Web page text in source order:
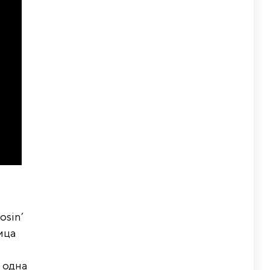
одна